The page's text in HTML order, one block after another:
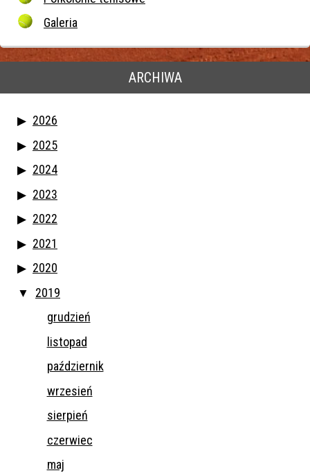
Galeria
ARCHIWA
2026
2025
2024
2023
2022
2021
2020
2019
grudzień
listopad
październik
wrzesień
sierpień
czerwiec
maj